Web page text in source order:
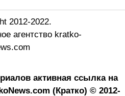
2012-2022.
агентство kratko-
активная ссылка на
(Кратко) © 2012-